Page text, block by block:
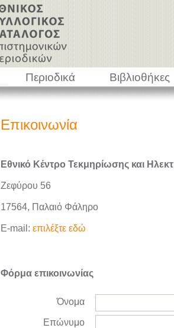
Περιοδικά Βιβλιοθήκες
Επικοινωνία
Εθνικό Κέντρο Τεκμηρίωσης και
Ζεφύρου 56
17564, Παλαιό Φάληρο
E-mail: επιλέξτε εδώ
Φόρμα επικοινωνίας
Όνομα
Επώνυμο